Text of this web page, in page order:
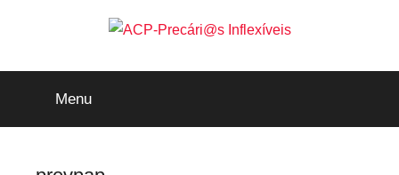
ACP-
Precári@s
Menu